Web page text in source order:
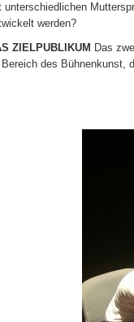
unterschiedlichen
werden?
ZIELPUBLIKUM Das
des Bühnenkunst,